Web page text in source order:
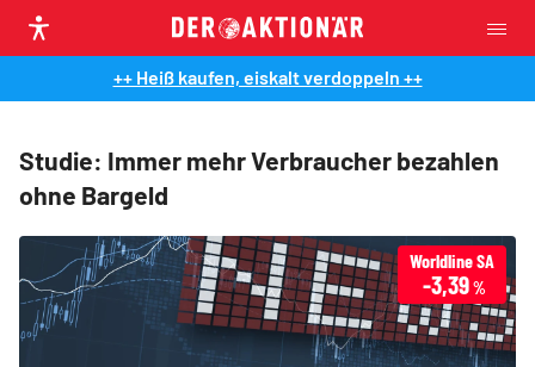
++ Heiß kaufen, eiskalt verdoppeln ++
Studie: Immer mehr Verbraucher bezahlen
ohne Bargeld
Worldline SA
-3,39%